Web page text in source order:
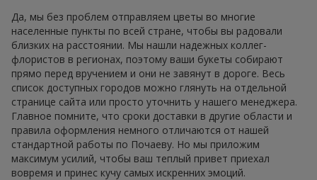
Да, мы без проблем отправляем цветы во многие
населенные пункты по всей стране, чтобы вы радовали
близких на расстоянии. Мы нашли надежных коллег-
флористов в регионах, поэтому ваши букеты собирают
прямо перед вручением и они не завянут в дороге. Весь
список доступных городов можно глянуть на отдельной
странице сайта или просто уточнить у нашего менеджера.
Главное помните, что сроки доставки в другие области и
правила оформления немного отличаются от нашей
стандартной работы по Почаеву. Но мы приложим
максимум усилий, чтобы ваш теплый привет приехал
вовремя и принес кучу самых искренних эмоций.